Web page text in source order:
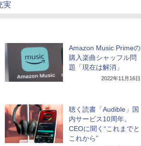
実
Amazon Music Primeの
購入楽曲シャッフル問
題「現在は解消」
2022年11月16日
聴く読書「Audible」国
内サービス10周年。
CEOに聞く“これまでと
これから”